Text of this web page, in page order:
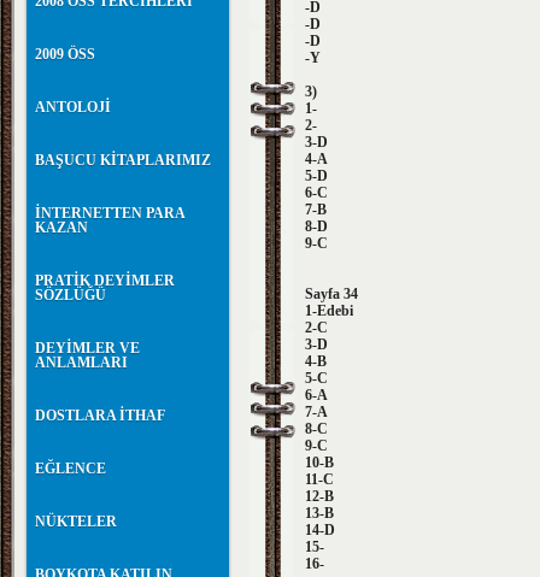
2009 ÖSS
ANTOLOJİ
BAŞUCU KİTAPLARIMIZ
İNTERNETTEN PARA
KAZAN
PRATİK DEYİMLER
SÖZLÜĞÜ
DEYİMLER VE
ANLAMLARI
DOSTLARA İTHAF
EĞLENCE
NÜKTELER
-D
-D
-D
-Y
3)
1-
2-
3-D
4-A
5-D
6-C
7-B
8-D
9-C
Sayfa 34
1-Edebi
2-C
3-D
4-B
5-C
6-A
7-A
8-C
9-C
10-B
11-C
12-B
13-B
14-D
15-
16-